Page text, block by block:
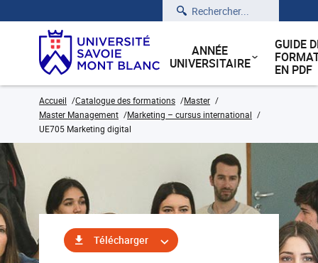
Rechercher
ANNÉE
UNIVERSITAIRE
GUIDE
EN PDF
Accueil Catalogue des formations
Master
Master Management
Marketing – cursus international
UE705 Marketing digital
Télécharger